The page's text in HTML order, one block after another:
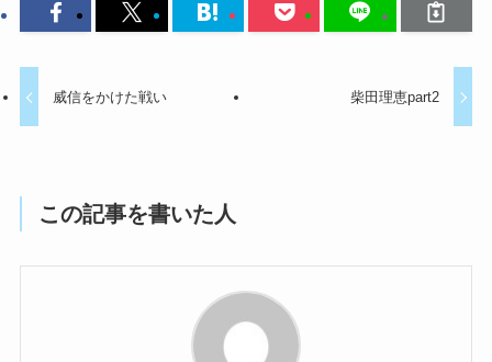
威信をかけた戦い 柴田理恵part2
この記事を書いた人